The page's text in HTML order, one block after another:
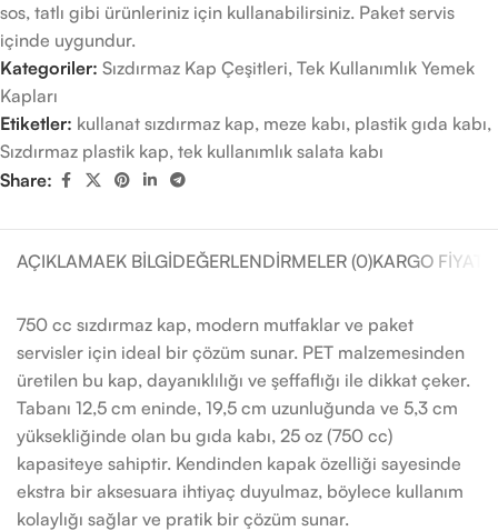
sos, tatlı gibi ürünleriniz için kullanabilirsiniz. Paket servis
içinde uygundur.
Kategoriler: Sızdırmaz Kap Çeşitleri, Tek Kullanımlık Yemek
Kapları
Etiketler: kullanat sızdırmaz kap, meze kabı, plastik gıda kabı,
Sızdırmaz plastik kap, tek kullanımlık salata kabı
Share:
AÇIKLAMAEK BILGIDEĞERLENDIRMELER (0)KARGO
750 cc sızdırmaz kap, modern mutfaklar ve paket
servisler için ideal bir çözüm sunar. PET malzemesinden
üretilen bu kap, dayanıklılığı ve şeffaflığı ile dikkat çeker.
Tabanı 12,5 cm eninde, 19,5 cm uzunluğunda ve 5,3 cm
yüksekliğinde olan bu gıda kabı, 25 oz (750 cc)
kapasiteye sahiptir. Kendinden kapak özelliği sayesinde
ekstra bir aksesuara ihtiyaç duyulmaz, böylece kullanım
kolaylığı sağlar ve pratik bir çözüm sunar.